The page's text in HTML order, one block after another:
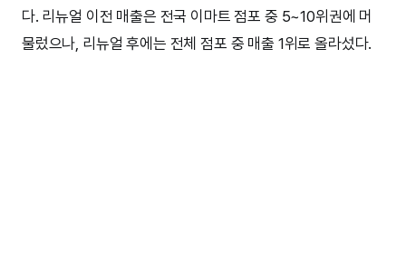
다. 리뉴얼 이전 매출은 전국 이마트 점포 중 5~10위권에 머
물렀으나, 리뉴얼 후에는 전체 점포 중 매출 1위로 올라섰다.